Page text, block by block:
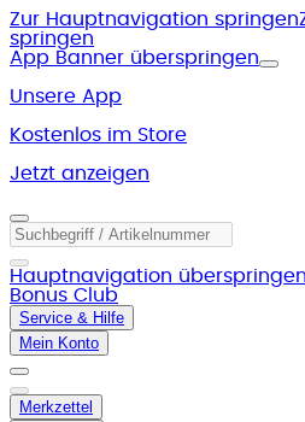
Zur Hauptnavigation springen
springen
App Banner überspringen
Unsere App
Kostenlos im Store
Jetzt anzeigen
Hauptnavigation überspringen
Bonus Club
Service & Hilfe
Mein Konto
Merkzettel